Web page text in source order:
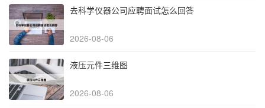
去科学仪器公司应聘面试怎么回答
2026-08-06
液压元件三维图
2026-08-06